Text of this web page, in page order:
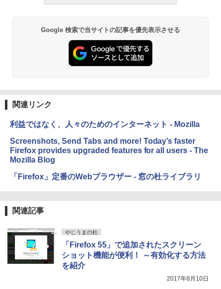
Robloxギフトカード - 2,000 Robux 【限
定バーチャルアイテムを含む】 【オンラ
インゲームコード】 ロブロックス | オン
ラインコード版
定バーチャルアイテムを含む】 【オンラ
インゲームコード】 ロブロックス |オン
￥1,600
Windows版 | Minecraft (マインクラフ
ClaudeCode いちばんやさしい 教科書:
方 マニュアル AI副業にもコンテンツ作成
にもKindle出版にも！ 非エンジニアのた
めのAIコーディング入門シリーズ
￥2,326
FM TOWNS ハイパー・カタログ: 本体ハ
ードウェア・市販ソフトウェアのパーフ
￥16,980
Kindle Paperwhite シグニチャーエディ
ション (32GB) 7インチディスプレイ、明
ージ、防水、7インチカラーディスプレ
イ、色調調節ライト、最大8週間持続バッ
レージ、ノート機能搭載、明るさ自動調
整、色調調節ライト、プレミアムペン付
き、グラファイト
￥115,980
Google 検索で当サイトの記事を優先表示させる
関連リンク
利益ではなく、人々のためのインターネット - Mozilla
Screenshots, Send Tabs and more! Today’s faster
Firefox provides upgraded features for all users - The
Mozilla Blog
「Firefox」定番のWebブラウザー - 窓の杜ライブラリ
関連記事
やじうまの杜
「Firefox 55」で追加されたスクリーン
ショット機能が便利！ ～有効化する方法
を紹介
2017年8月10日